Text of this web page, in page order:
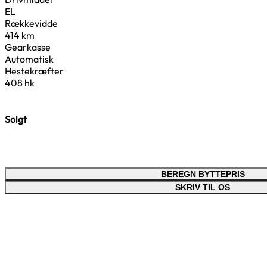
EL
Rækkevidde
414 km
Gearkasse
Automatisk
Hestekræfter
408 hk
Solgt
BEREGN BYTTEPRIS
SKRIV TIL OS